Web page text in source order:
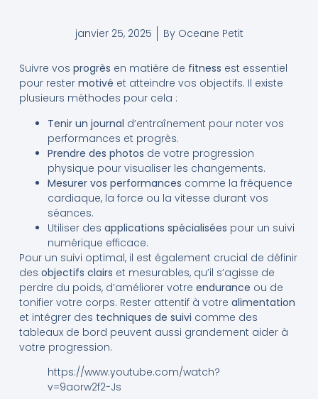
janvier 25, 2025 ByOceane Petit
Suivre vos progrès en matière de fitness est essentiel
pour rester motivé et atteindre vos objectifs. Il existe
plusieurs méthodes pour cela :
Tenir un journal d’entraînement pour noter vos
performances et progrès.
Prendre des photos de votre progression
physique pour visualiser les changements.
Mesurer vos performances comme la fréquence
cardiaque, la force ou la vitesse durant vos
séances.
Utiliser des applications spécialisées pour un suivi
numérique efficace.
Pour un suivi optimal, il est également crucial de définir
des objectifs clairs et mesurables, qu’il s’agisse de
perdre du poids, d’améliorer votre endurance ou de
tonifier votre corps. Rester attentif à votre alimentation
et intégrer des techniques de suivi comme des
tableaux de bord peuvent aussi grandement aider à
votre progression.
https://www.youtube.com/watch?
v=9aorw2f2-Js